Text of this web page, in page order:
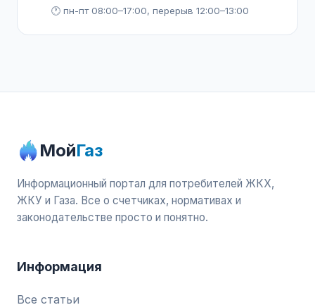
🕐 пн-пт 08:00–17:00, перерыв 12:00–13:00
МойГаз
Информационный портал для потребителей ЖКХ,
ЖКУ и Газа. Все о счетчиках, нормативах и
законодательстве просто и понятно.
Информация
Все статьи